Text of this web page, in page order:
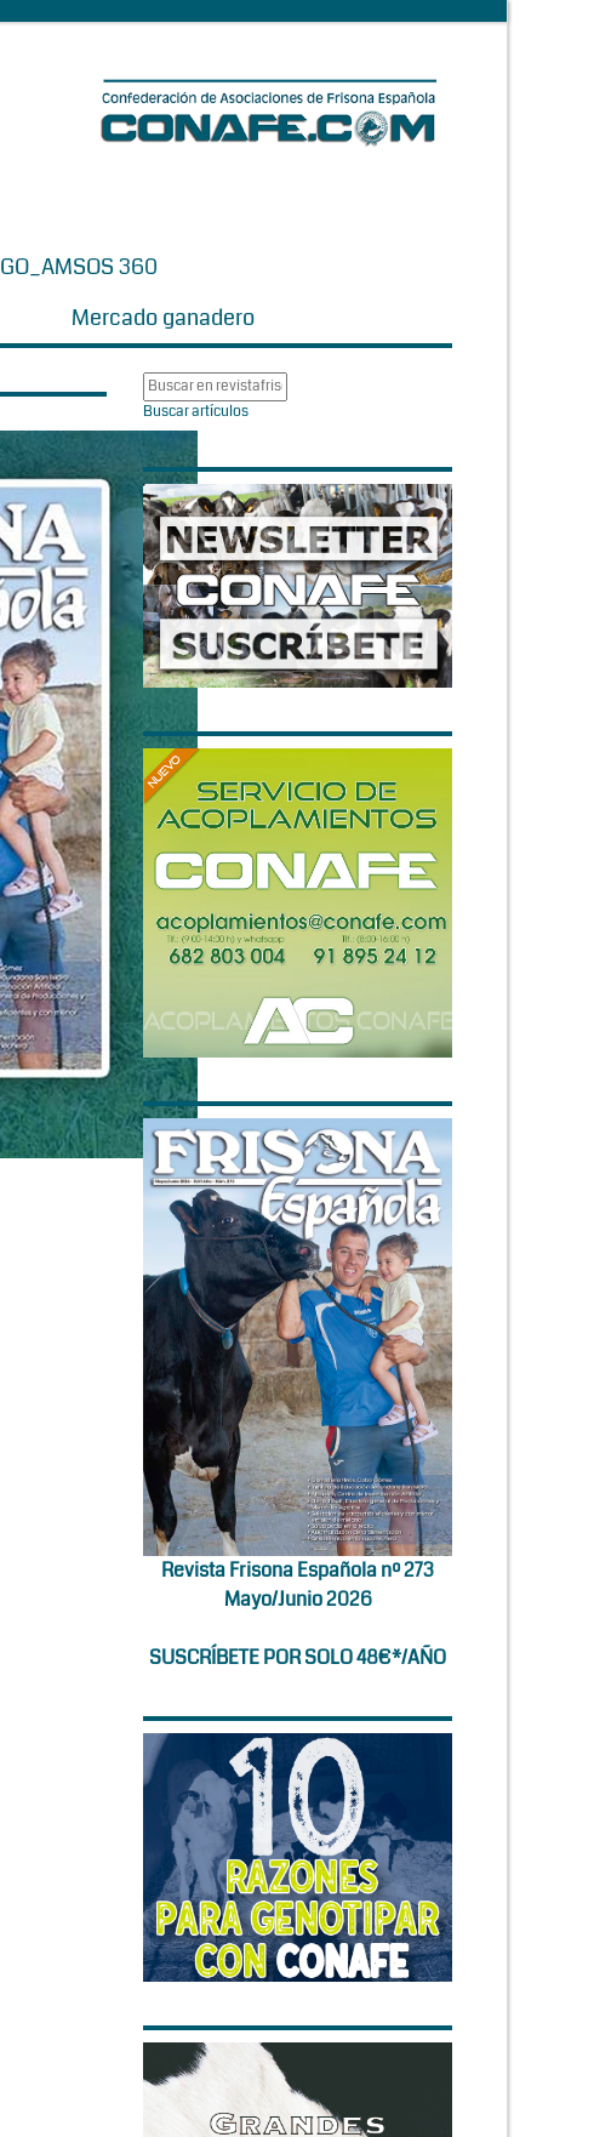
GO_AMSOS 360
Mercado ganadero
Buscar artículos
Revista Frisona Española nº 273
Mayo/Junio 2026
SUSCRÍBETE POR SOLO 48€*/AÑO